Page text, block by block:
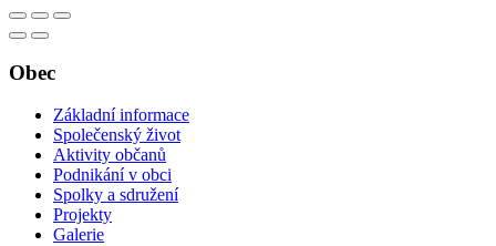
Obec
Základní informace
Společenský život
Aktivity občanů
Podnikání v obci
Spolky a sdružení
Projekty
Galerie